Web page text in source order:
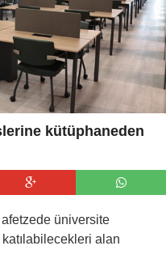
kütüphaneden
üniversite
alan